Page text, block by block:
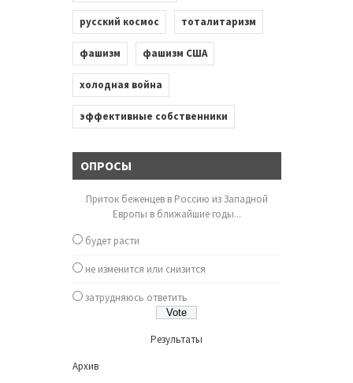
русский космос тоталитаризм
фашизм фашизм США
холодная война
эффективные собственники
ОПРОСЫ
Приток беженцев в Россию из Западной
Европы в ближайшие годы...
будет расти
не изменится или снизится
затрудняюсь ответить
Результаты
Архив